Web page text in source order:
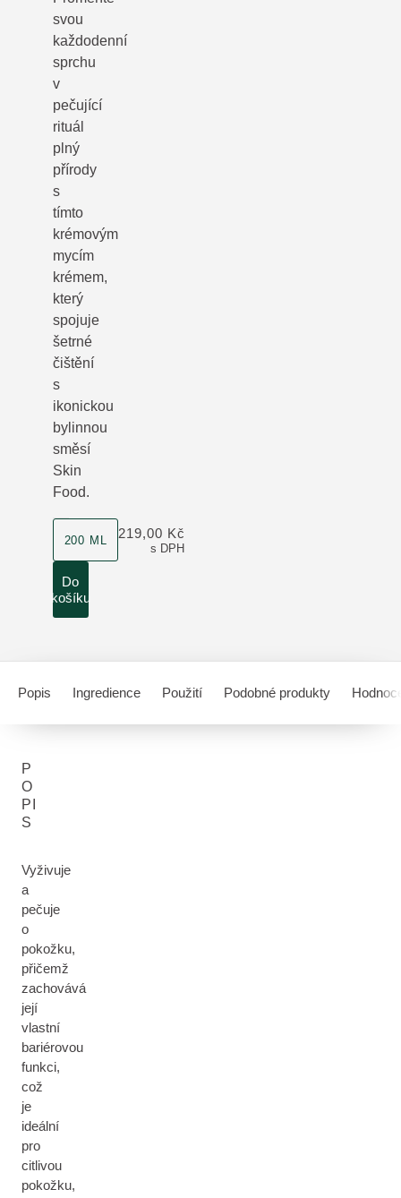
svou
každodenní
sprchu
v
pečující
rituál
plný
přírody
s
tímto
krémovým
mycím
krémem,
který
spojuje
šetrné
čištění
s
ikonickou
bylinnou
směsí
Skin
Food.
velikost produktu
200 ML
s DPH
219,00 Kč
Do
košíku
Popis Ingredience Použití Podobné produkty
P
O
PI
S
Vyživuje
a
pečuje
o
pokožku,
přičemž
zachovává
její
vlastní
bariérovou
funkci,
což
je
ideální
pro
citlivou
pokožku,